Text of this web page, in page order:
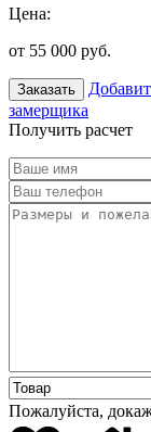
Цена:
от 55 000 руб.
Заказать
замерщика
Получить расчет
Пожалуйста,